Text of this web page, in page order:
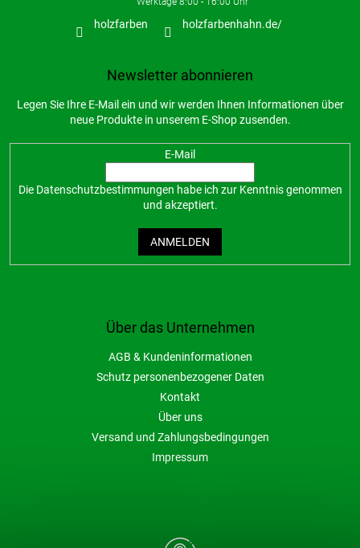
Über das Unternehmen
AGB & Kundeninformationen
Schutz personenbezogener Daten
Kontakt
Über uns
Versand und Zahlungsbedingungen
Impressum
holzfarben holzfarbenhahn.de/
Newsletter abonnieren
Legen Sie Ihre E-Mail ein und wir werden Ihnen Informationen über
neue Produkte in unserem E-Shop zusenden.
E-Mail
Die Datenschutzbestimmungen habe ich zur Kenntnis genommen
und akzeptiert.
ANMELDEN